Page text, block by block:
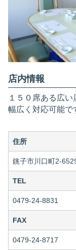
店内情報
１５０席ある広
幅広く対応可能で
住所
銚子市川口町2-
TEL
0479-24-8831
FAX
0479-24-8717